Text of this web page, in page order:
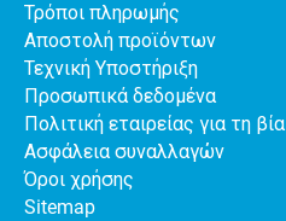
Τρόποι πληρωμής
Αποστολή προϊόντων
Τεχνική Υποστήριξη
Προσωπικά δεδομένα
Πολιτική εταιρείας για τη βία
Ασφάλεια συναλλαγών
Όροι χρήσης
Sitemap